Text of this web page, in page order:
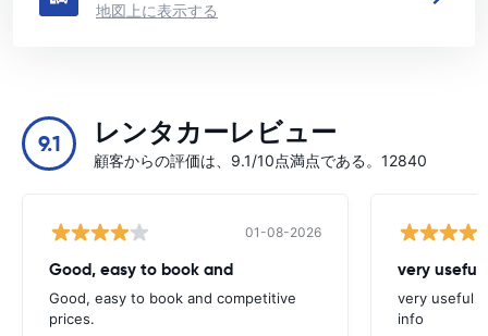
地図上に表示する
9.1 レンタカーレビュー
顧客からの評価は、9.1/10点満点である。12840
01-08-2026
Good, easy to book and
Good, easy to book and competitive
prices.
very useful
very useful
info